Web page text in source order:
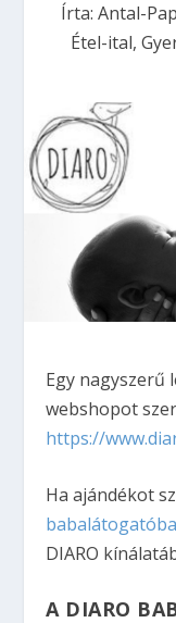
Írta: Antal-
Étel-ital,
Egy nagyszerű
webshopot
https://
Ha ajándékot
babalátogatóba
DIARO
A DIARO